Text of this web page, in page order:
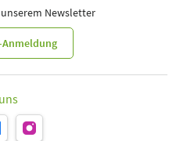
Newsletter